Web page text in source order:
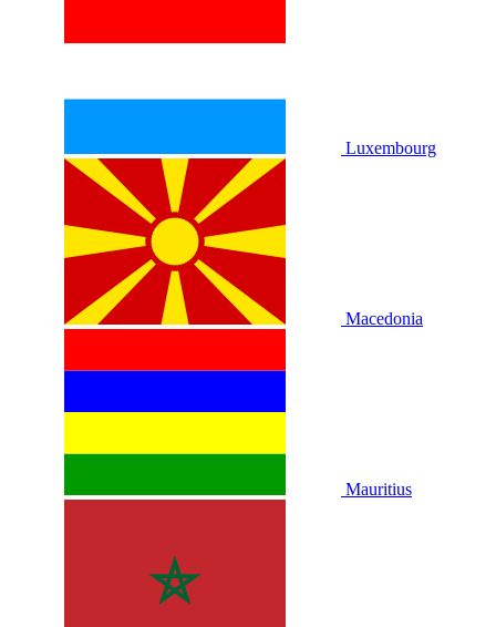
Luxembourg
Macedonia
Mauritius